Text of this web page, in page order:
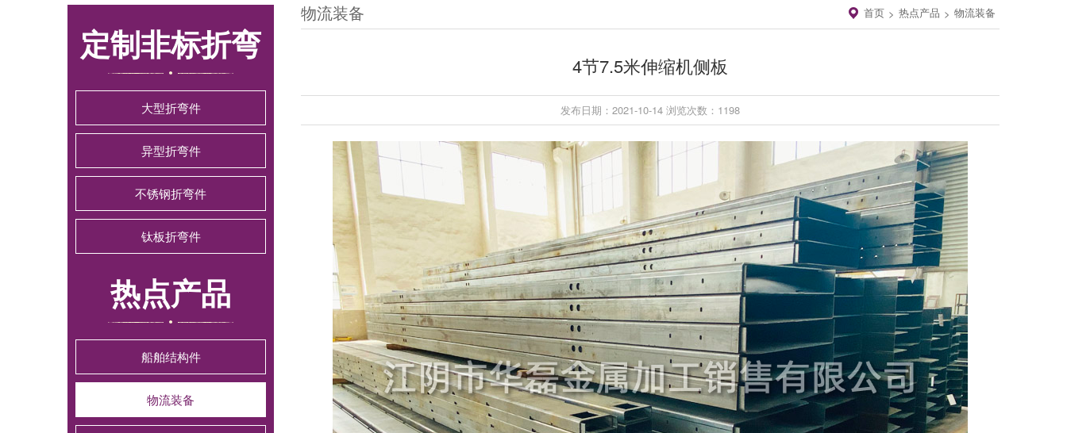
定制非标折弯
大型折弯件
异型折弯件
不锈钢折弯件
钛板折弯件
热点产品
船舶结构件
物流装备
物流装备 首页 > 热点产品 > 物流装备
4节7.5米伸缩机侧板
发布日期：2021-10-14 浏览次数：1198